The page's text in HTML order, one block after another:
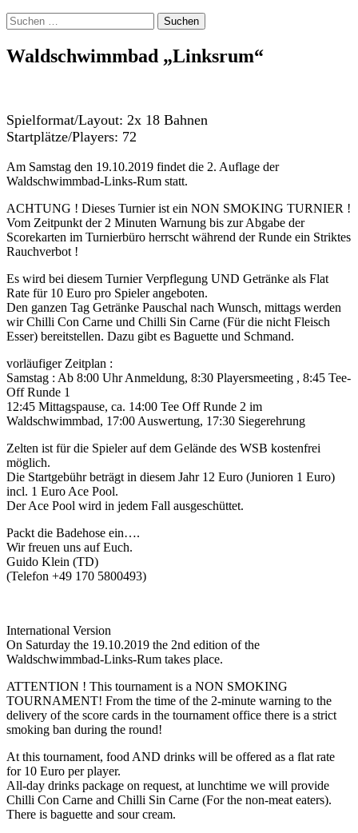
Suchen
nach:
Waldschwimmbad „Linksrum“
Spielformat/Layout: 2x 18 Bahnen
Startplätze/Players: 72
Am Samstag den 19.10.2019 findet die 2. Auflage der
Waldschwimmbad-Links-Rum statt.
ACHTUNG ! Dieses Turnier ist ein NON SMOKING TURNIER !
Vom Zeitpunkt der 2 Minuten Warnung bis zur Abgabe der
Scorekarten im Turnierbüro herrscht während der Runde ein Striktes
Rauchverbot !
Es wird bei diesem Turnier Verpflegung UND Getränke als Flat
Rate für 10 Euro pro Spieler angeboten.
Den ganzen Tag Getränke Pauschal nach Wunsch, mittags werden
wir Chilli Con Carne und Chilli Sin Carne (Für die nicht Fleisch
Esser) bereitstellen. Dazu gibt es Baguette und Schmand.
vorläufiger Zeitplan :
Samstag : Ab 8:00 Uhr Anmeldung, 8:30 Playersmeeting , 8:45 Tee-
Off Runde 1
12:45 Mittagspause, ca. 14:00 Tee Off Runde 2 im
Waldschwimmbad, 17:00 Auswertung, 17:30 Siegerehrung
Zelten ist für die Spieler auf dem Gelände des WSB kostenfrei
möglich.
Die Startgebühr beträgt in diesem Jahr 12 Euro (Junioren 1 Euro)
incl. 1 Euro Ace Pool.
Der Ace Pool wird in jedem Fall ausgeschüttet.
Packt die Badehose ein….
Wir freuen uns auf Euch.
Guido Klein (TD)
(Telefon +49 170 5800493)
International Version
On Saturday the 19.10.2019 the 2nd edition of the
Waldschwimmbad-Links-Rum takes place.
ATTENTION ! This tournament is a NON SMOKING
TOURNAMENT! From the time of the 2-minute warning to the
delivery of the score cards in the tournament office there is a strict
smoking ban during the round!
At this tournament, food AND drinks will be offered as a flat rate
for 10 Euro per player.
All-day drinks package on request, at lunchtime we will provide
Chilli Con Carne and Chilli Sin Carne (For the non-meat eaters).
There is baguette and sour cream.